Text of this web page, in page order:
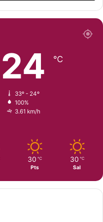
24 ℃
33º - 24º
100%
3.61 km/h
30 ℃
Pts
30 ℃
Sal